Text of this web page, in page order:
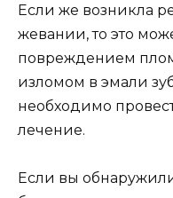
Если же возникла
жевании, то это
повреждением
изломом в эмали
необходимо
лечение.
Если вы